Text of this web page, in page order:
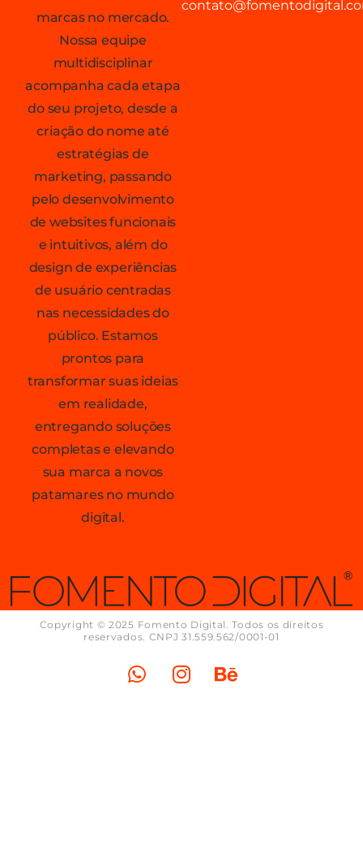
marcas no mercado.
Nossa equipe
multidisciplinar
acompanha cada etapa
do seu projeto, desde a
criação do nome até
estratégias de
marketing, passando
pelo desenvolvimento
de websites funcionais
e intuitivos, além do
design de experiências
de usuário centradas
nas necessidades do
público. Estamos
prontos para
transformar suas ideias
em realidade,
entregando soluções
completas e elevando
sua marca a novos
patamares no mundo
digital.
Copyright © 2025 Fomento Digital. Todos os direitos
reservados. CNPJ 31.559.562/0001-01